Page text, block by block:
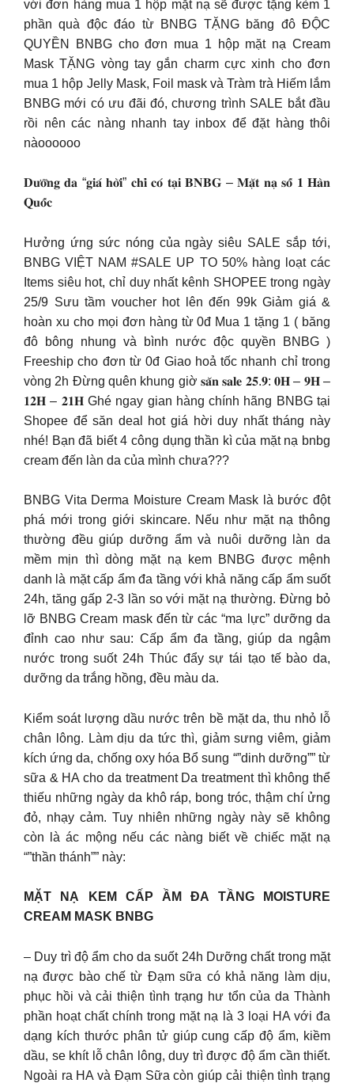
với đơn hàng mua 1 hộp mặt nạ sẽ được tặng kèm 1
phần quà độc đáo từ BNBG TẶNG băng đô ĐỘC
QUYỀN BNBG cho đơn mua 1 hộp mặt nạ Cream
Mask TẶNG vòng tay gắn charm cực xinh cho đơn
mua 1 hộp Jelly Mask, Foil mask và Tràm trà Hiếm lắm
BNBG mới có ưu đãi đó, chương trình SALE bắt đầu
rồi nên các nàng nhanh tay inbox để đặt hàng thôi
nàoooooo
𝐃𝐮̛𝐨̛̃𝐧𝐠 𝐝𝐚 “𝐠𝐢𝐚́ 𝐡𝐨̛̀𝐢” 𝐜𝐡𝐢̉ 𝐜𝐨́ 𝐭𝐚̣𝐢 𝐁𝐍𝐁𝐆 – 𝐌𝐚̣̆𝐭 𝐧𝐚̣ 𝐬𝐨̂́ 𝟏 𝐇𝐚̀𝐧
𝐐𝐮𝐨̂́𝐜
Hưởng ứng sức nóng của ngày siêu SALE sắp tới,
BNBG VIỆT NAM #SALE UP TO 50% hàng loạt các
Items siêu hot, chỉ duy nhất kênh SHOPEE trong ngày
25/9 Sưu tầm voucher hot lên đến 99k Giảm giá &
hoàn xu cho mọi đơn hàng từ 0đ Mua 1 tặng 1 ( băng
đô bông nhung và bình nước độc quyền BNBG )
Freeship cho đơn từ 0đ Giao hoả tốc nhanh chỉ trong
vòng 2h Đừng quên khung giờ 𝐬𝐚̆𝐧 𝐬𝐚𝐥𝐞 𝟐𝟓.𝟗: 𝟎𝐇 – 𝟗𝐇 –
𝟏𝟐𝐇 – 𝟐𝟏𝐇 Ghé ngay gian hàng chính hãng BNBG tại
Shopee để săn deal hot giá hời duy nhất tháng này
nhé! Bạn đã biết 4 công dụng thần kì của mặt nạ bnbg
cream đến làn da của mình chưa???
BNBG Vita Derma Moisture Cream Mask là bước đột
phá mới trong giới skincare. Nếu như mặt nạ thông
thường đều giúp dưỡng ẩm và nuôi dưỡng làn da
mềm mịn thì dòng mặt nạ kem BNBG được mệnh
danh là mặt cấp ẩm đa tầng với khả năng cấp ẩm suốt
24h, tăng gấp 2-3 lần so với mặt nạ thường. Đừng bỏ
lỡ BNBG Cream mask đến từ các “ma lực” dưỡng da
đỉnh cao như sau: Cấp ẩm đa tầng, giúp da ngậm
nước trong suốt 24h Thúc đẩy sự tái tạo tế bào da,
dưỡng da trắng hồng, đều màu da.
Kiểm soát lượng dầu nước trên bề mặt da, thu nhỏ lỗ
chân lông. Làm dịu da tức thì, giảm sưng viêm, giảm
kích ứng da, chống oxy hóa Bổ sung “”dinh dưỡng”” từ
sữa & HA cho da treatment Da treatment thì không thể
thiếu những ngày da khô ráp, bong tróc, thậm chí ửng
đỏ, nhạy cảm. Tuy nhiên những ngày này sẽ không
còn là ác mộng nếu các nàng biết về chiếc mặt nạ
“”thần thánh”” này:
MẶT NẠ KEM CẤP ẦM ĐA TẦNG MOISTURE
CREAM MASK BNBG
– Duy trì độ ẩm cho da suốt 24h Dưỡng chất trong mặt
nạ được bào chế từ Đạm sữa có khả năng làm dịu,
phục hồi và cải thiện tình trạng hư tổn của da Thành
phần hoạt chất chính trong mặt nạ là 3 loại HA với đa
dạng kích thước phân tử giúp cung cấp độ ẩm, kiềm
dầu, se khít lỗ chân lông, duy trì được độ ẩm cần thiết.
Ngoài ra HA và Đạm Sữa còn giúp cải thiện tình trạng